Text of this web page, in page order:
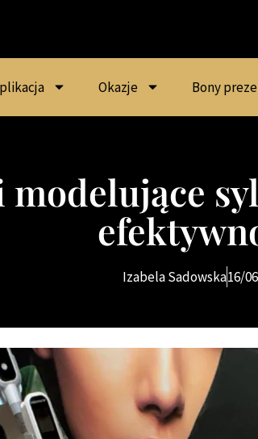
Okazje Bony
modelujące
Izabela Sadowska16/